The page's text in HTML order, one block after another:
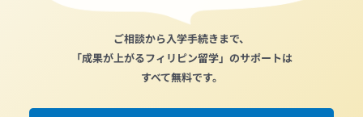
ご相談から入学手続きまで、
「成果が上がるフィリピン留学」のサポートは
すべて無料です。